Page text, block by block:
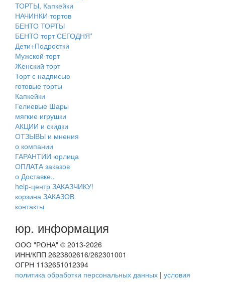
ТОРТЫ, Капкейки
НАЧИНКИ тортов
БЕНТО ТОРТЫ
БЕНТО торт СЕГОДНЯ*
Дети+Подростки
Мужской торт
Женский торт
Торт с надписью
готовые торты
Капкейки
Гелиевые Шары
мягкие игрушки
АКЦИИ и скидки
ОТЗЫВЫ и мнения
о компании
ГАРАНТИИ юрлица
ОПЛАТА заказов
о Доставке..
help-центр ЗАКАЗЧИКУ!
корзина ЗАКАЗОВ
контакты
юр. информация
ООО "РОНА" © 2013-2026
ИНН/КПП 2623802616/262301001
ОГРН 1132651012394
политика обработки персональных данных | условия